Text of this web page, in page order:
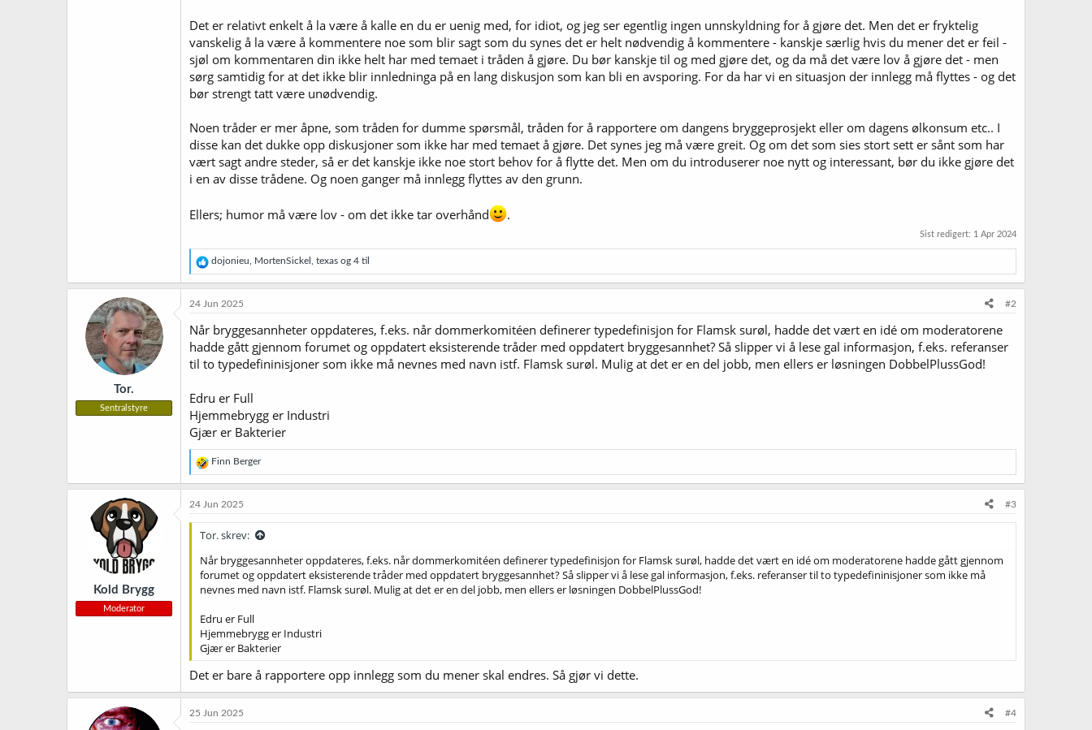
Det er relativt enkelt å la være å kalle en du er uenig med, for idiot, og jeg ser egentlig ingen unnskyldning for å gjøre det. Men det er fryktelig
vanskelig å la være å kommentere noe som blir sagt som du synes det er helt nødvendig å kommentere - kanskje særlig hvis du mener det er feil -
sjøl om kommentaren din ikke helt har med temaet i tråden å gjøre. Du bør kanskje til og med gjøre det, og da må det være lov å gjøre det - men
sørg samtidig for at det ikke blir innledninga på en lang diskusjon som kan bli en avsporing. For da har vi en situasjon der innlegg må flyttes - og det
bør strengt tatt være unødvendig.
Noen tråder er mer åpne, som tråden for dumme spørsmål, tråden for å rapportere om dangens bryggeprosjekt eller om dagens ølkonsum etc.. I
disse kan det dukke opp diskusjoner som ikke har med temaet å gjøre. Det synes jeg må være greit. Og om det som sies stort sett er sånt som har
vært sagt andre steder, så er det kanskje ikke noe stort behov for å flytte det. Men om du introduserer noe nytt og interessant, bør du ikke gjøre det
i en av disse trådene. Og noen ganger må innlegg flyttes av den grunn.
Ellers; humor må være lov - om det ikke tar overhånd .
Sist redigert: 1 Apr 2024
R
e
a
o
n
e
dojonieu MortenSickel texas og 4 til
Tor.
Sentralstyre
24 Jun 2025 #2
Når bryggesannheter oppdateres, f.eks. når dommerkomitéen definerer typedefinisjon for Flamsk surøl, hadde det vært en idé om moderatorene
hadde gått gjennom forumet og oppdatert eksisterende tråder med oppdatert bryggesannhet? Så slipper vi å lese gal informasjon, f.eks. referanser
til to typedefininisjoner som ikke må nevnes med navn istf. Flamsk surøl. Mulig at det er en del jobb, men ellers er løsningen DobbelPlussGod!
Edru er Full
Hjemmebrygg er Industri
Gjær er Bakterier
R
e
a
j
o
e
r
:
Finn Berger
Kold Brygg
Moderator
24 Jun 2025 #3
Tor. skrev:
Når bryggesannheter oppdateres, f.eks. når dommerkomitéen definerer typedefinisjon for Flamsk surøl, hadde det vært en idé om moderatorene hadde gått gjennom
forumet og oppdatert eksisterende tråder med oppdatert bryggesannhet? Så slipper vi å lese gal informasjon, f.eks. referanser til to typedefininisjoner som ikke må
nevnes med navn istf. Flamsk surøl. Mulig at det er en del jobb, men ellers er løsningen DobbelPlussGod!
Edru er Full
Hjemmebrygg er Industri
Gjær er Bakterier
Det er bare å rapportere opp innlegg som du mener skal endres. Så gjør vi dette.
25 Jun 2025 #4